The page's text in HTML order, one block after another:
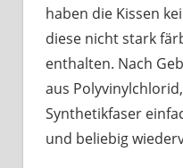
haben die Kissen
diese nicht stark
enthalten. Nach
aus
Synthetikfaser
und beliebig